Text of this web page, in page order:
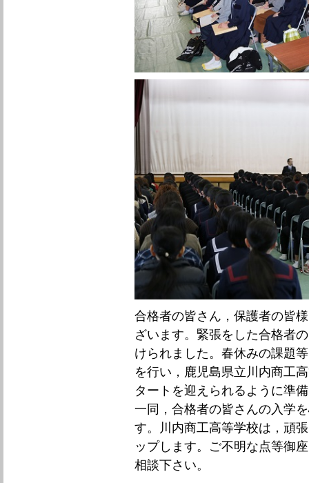
合格者の皆さん，保護者の皆
ざいます。緊張をした合格者
けられました。春休みの課題
を行い，鹿児島県立川内商工
タートを迎えられるように準
一同，合格者の皆さんの入学
す。川内商工高等学校は，頑
ップします。ご不明な点等御
相談下さい。